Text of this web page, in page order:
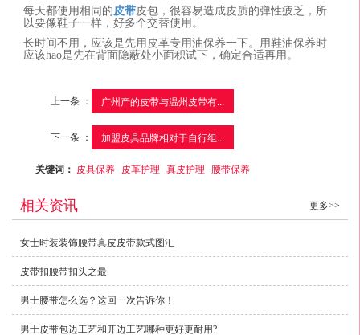
每天都使用相同的皮带皮包，很容易造成皮质的弹性疲乏，所
以要像鞋子一样，好多个交替使用。
长时间不用， 应该是先用皮革专用油保养一下。用鞋油保养时
应该hao是先在背面隐蔽处小面积试下，确定合适再用。
上一条 ： 广州产的皮带与温州皮带有...
下一条 ： 加盟皮具品牌相对于自行组...
关键词： 皮具保养 皮革护理 真皮护理 腰带保养
相关资讯 更多>>
女士时装装饰腰带真皮皮带款式图汇
皮带扣腰带扣头之最
男士腰带怎么选？这回一次告诉你！
男士皮带包边工艺和开边工艺哪种更好更耐用?